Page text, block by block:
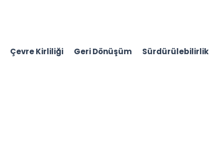
Çevre Kirliliği Geri Dönüşüm Sürdürülebilirlik